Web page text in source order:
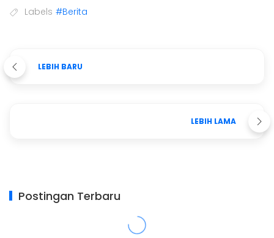
Labels #Berita
LEBIH BARU
LEBIH LAMA
Postingan Terbaru